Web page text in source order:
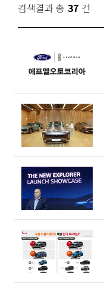
검색결과 총 37 건